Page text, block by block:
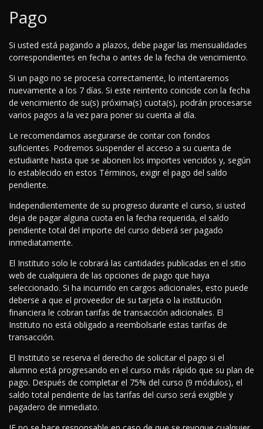
Pago
Si usted está pagando a plazos, debe pagar las mensualidades
correspondientes en fecha o antes de la fecha de vencimiento.
Si un pago no se procesa correctamente, lo intentaremos
nuevamente a los 7 días. Si este reintento coincide con la fecha
de vencimiento de su(s) próxima(s) cuota(s), podrán procesarse
varios pagos a la vez para poner su cuenta al día.
Le recomendamos asegurarse de contar con fondos
suficientes. Podremos suspender el acceso a su cuenta de
estudiante hasta que se abonen los importes vencidos y, según
lo establecido en estos Términos, exigir el pago del saldo
pendiente.
Independientemente de su progreso durante el curso, si usted
deja de pagar alguna cuota en la fecha requerida, el saldo
pendiente total del importe del curso deberá ser pagado
inmediatamente.
El Instituto solo le cobrará las cantidades publicadas en el sitio
web de cualquiera de las opciones de pago que haya
seleccionado. Si ha incurrido en cargos adicionales, esto puede
deberse a que el proveedor de su tarjeta o la institución
financiera le cobran tarifas de transacción adicionales. El
Instituto no está obligado a reembolsarle estas tarifas de
transacción.
El Instituto se reserva el derecho de solicitar el pago si el
alumno está progresando en el curso más rápido que su plan de
pago. Después de completar el 75% del curso (9 módulos), el
saldo total pendiente de las tarifas del curso será exigible y
pagadero de inmediato.